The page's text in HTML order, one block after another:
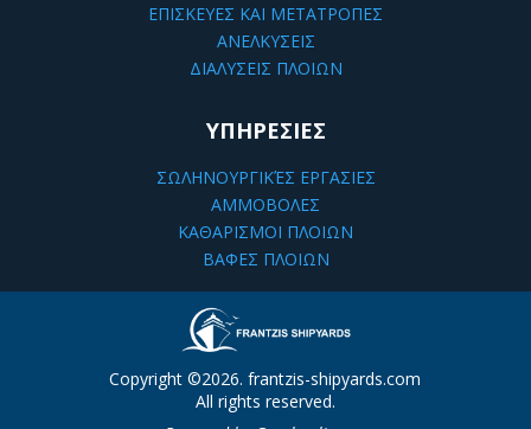
ΕΠΙΣΚΕΥΕΣ ΚΑΙ ΜΕΤΑΤΡΟΠΕΣ
ΑΝΕΛΚΥΣΕΙΣ
ΔΙΑΛΥΣΕΙΣ ΠΛΟΙΩΝ
ΥΠΗΡΕΣΙΕΣ
ΣΩΛΗΝΟΥΡΓΙΚΈΣ ΕΡΓΑΣΙΕΣ
ΑΜΜΟΒΟΛΕΣ
ΚΑΘΑΡΙΣΜΟΙ ΠΛΟΙΩΝ
ΒΑΦΕΣ ΠΛΟΙΩΝ
Copyright ©2026. frantzis-shipyards.com
All rights reserved.